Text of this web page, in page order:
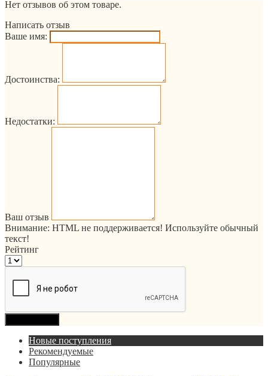
Нет отзывов об этом товаре.
Написать отзыв
Ваше имя:
Достоинства:
Недостатки:
Ваш отзыв
Внимание: HTML не поддерживается! Используйте обычный
текст!
Рейтинг
Новые поступления
Рекомендуемые
Популярные